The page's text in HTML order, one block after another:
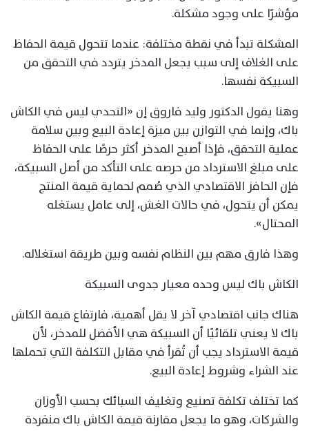
مؤشرًا على وجود مشكلة.
المشكلة تبدأ في نقطة مختلفة: عندما تتحول قيمة الحفاظ
على الغلاف إلى سبب يجعل المدخر يتردد في التحقق من
السبيكة نفسها.
وهنا يقول الدكتور وليد فاروق إن «التحدي ليس في الكاش
باك، وإنما في التوازن بين ميزة إعادة البيع وبين سلامة
عملية التحقق، فإذا أصبح المدخر أكثر حرصًا على الحفاظ
على مبلغ الاسترداد من حرصه على التأكد من أصل السبيكة،
فإن الحافز الاقتصادي الذي صُمم لحماية قيمة المنتج
يمكن أن يتحول، في حالات الغش، إلى عامل يستغله
المحتال».
وهذا فارق مهم بين النظام نفسه وبين طريقة استغلاله.
الكاش باك ليس وحده معيار جدوى السبيكة
هناك جانب اقتصادي آخر لا يقل أهمية، فارتفاع قيمة الكاش
باك لا يعني تلقائيًا أن السبيكة هي الأفضل للمدخر، لأن
قيمة الاسترداد يجب أن تُقرأ في مقابل التكلفة التي تحملها
عند الشراء وشروط إعادة البيع.
كما تختلف تكلفة تصنيع وتغليف السبائك بحسب الأوزان
والشركات، وهو ما يجعل مقارنة قيمة الكاش باك منفردة